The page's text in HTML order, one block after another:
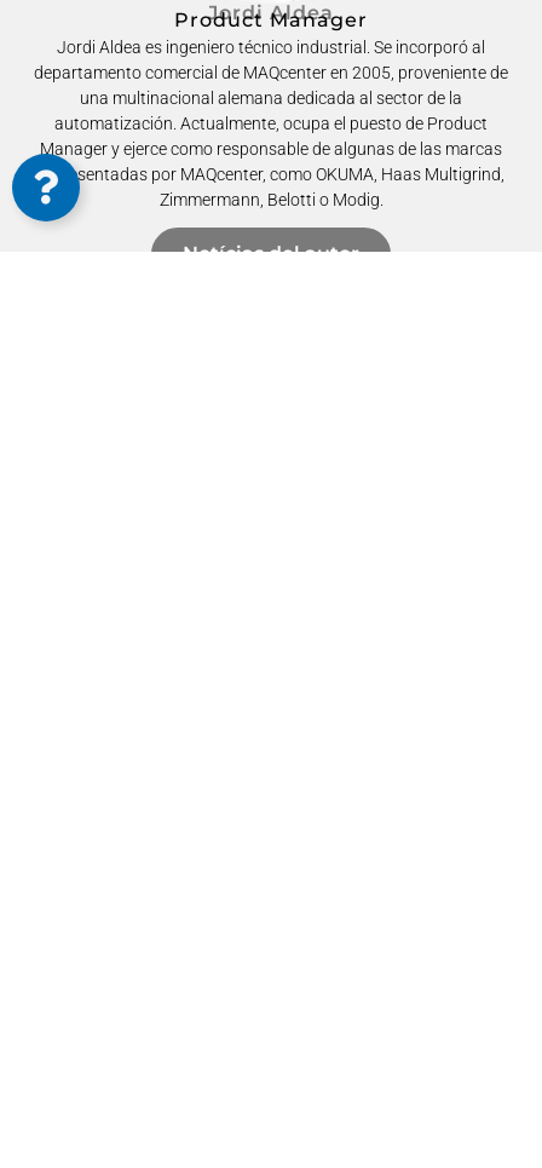
Jordi Aldea
Product Manager
Jordi Aldea es ingeniero técnico industrial. Se incorporó al
departamento comercial de MAQcenter en 2005, proveniente de
una multinacional alemana dedicada al sector de la
automatización. Actualmente, ocupa el puesto de Product
Manager y ejerce como responsable de algunas de las marcas
representadas por MAQcenter, como OKUMA, Haas Multigrind,
Zimmermann, Belotti o Modig.
Notícias del autor